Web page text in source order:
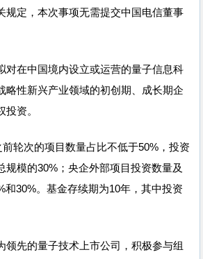
规定，本次事项无需提交中国电信董事
对在中国境内设立或运营的量子信息科
略性新兴产业领域的初创期、成长期企
资。
轮次的项目数量占比不低于50%，投资
规模的30%；央企外部项目投资数量及
和30%。基金存续期为10年，其中投资
领先的量子技术上市公司，积极参与组